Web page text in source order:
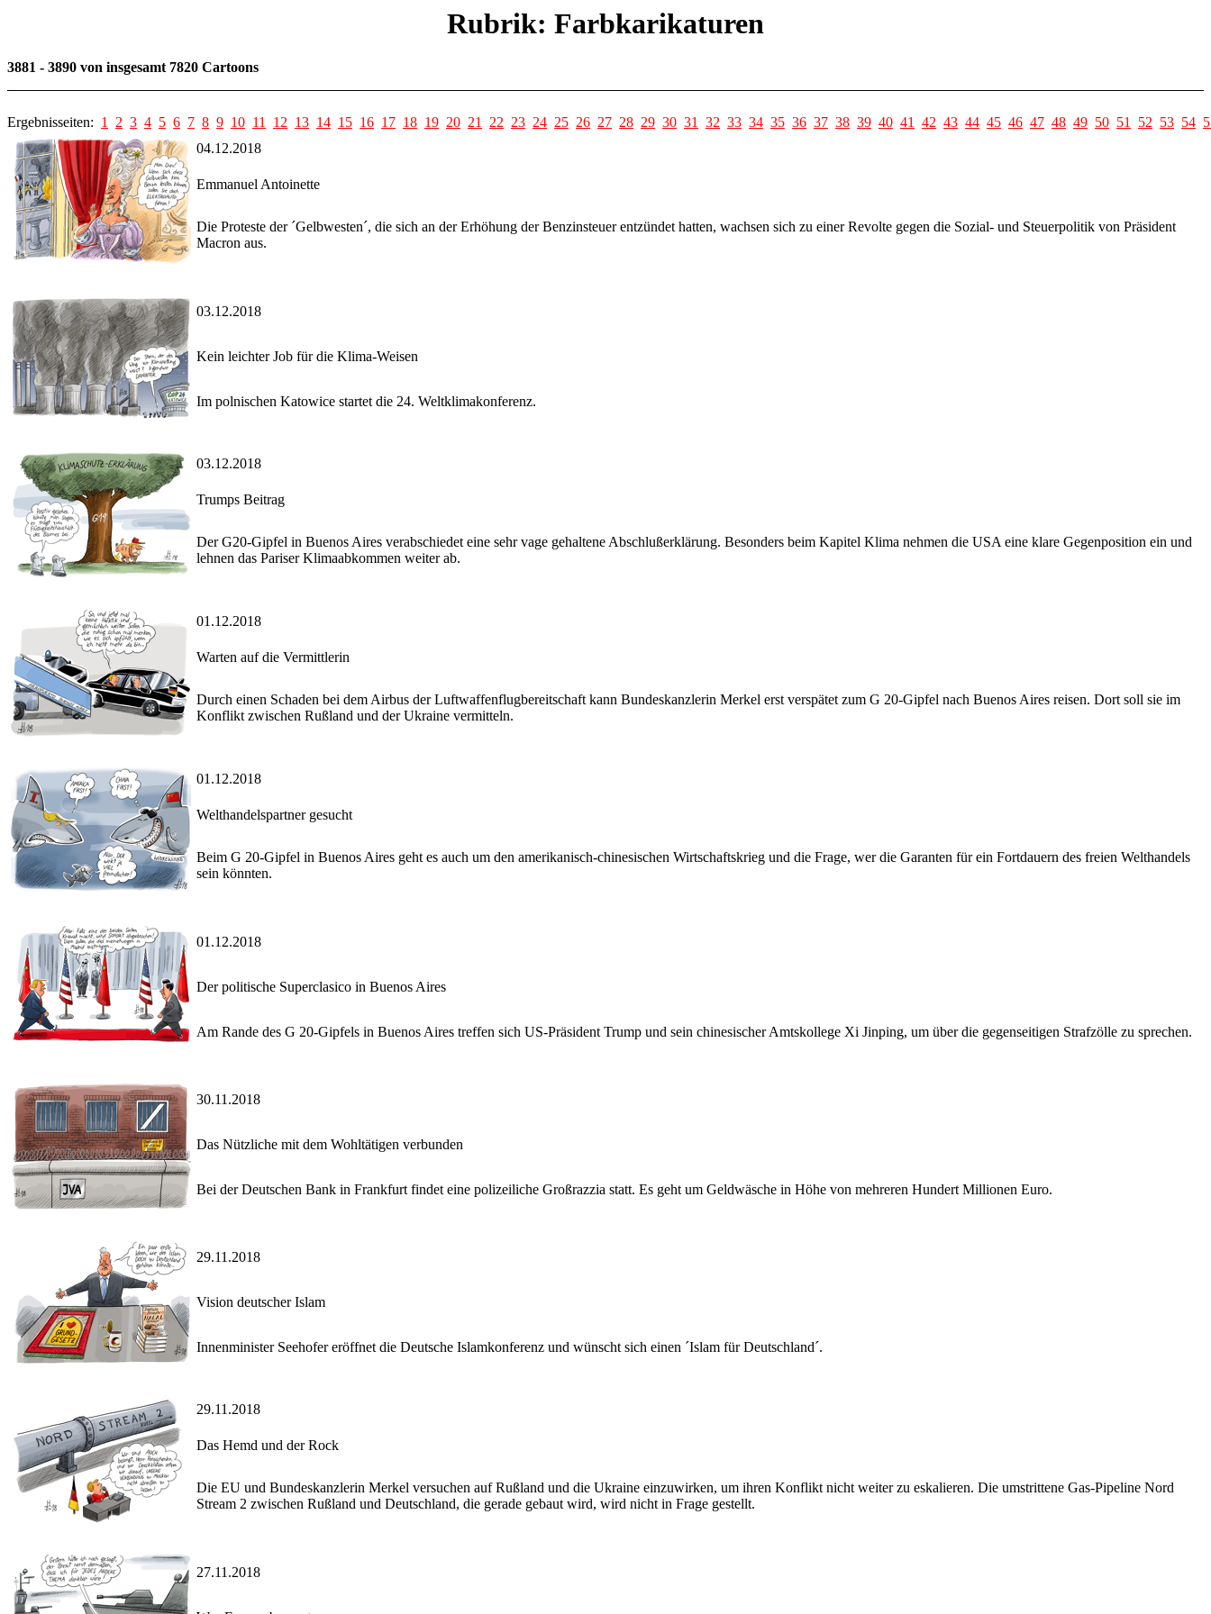
Rubrik: Farbkarikaturen
3881 - 3890 von insgesamt 7820 Cartoons
Ergebnisseiten: 1 2 3 4 5 6 7 8 9 10 11 12 13 14 15 16 17 18 19 20 21 22 23 24 25 26 27 28 29 30 31 32 33 34 35 36 37 38 39 40 41 42 43 44 45 46 47 48 49 50 51 52 53 54
04.12.2018
Emmanuel Antoinette
Die Proteste der ´Gelbwesten´, die sich an der Erhöhung der Benzinsteuer entzündet hatten, wachsen sich zu einer Revolte gegen die Sozial- und Steuerpolitik von Präsident
Macron aus.
03.12.2018
Kein leichter Job für die Klima-Weisen
Im polnischen Katowice startet die 24. Weltklimakonferenz.
03.12.2018
Trumps Beitrag
Der G20-Gipfel in Buenos Aires verabschiedet eine sehr vage gehaltene Abschlußerklärung. Besonders beim Kapitel Klima nehmen die USA eine klare Gegenposition ein und
lehnen das Pariser Klimaabkommen weiter ab.
01.12.2018
Warten auf die Vermittlerin
Durch einen Schaden bei dem Airbus der Luftwaffenflugbereitschaft kann Bundeskanzlerin Merkel erst verspätet zum G 20-Gipfel nach Buenos Aires reisen. Dort soll sie im
Konflikt zwischen Rußland und der Ukraine vermitteln.
01.12.2018
Welthandelspartner gesucht
Beim G 20-Gipfel in Buenos Aires geht es auch um den amerikanisch-chinesischen Wirtschaftskrieg und die Frage, wer die Garanten für ein Fortdauern des freien Welthandels
sein könnten.
01.12.2018
Der politische Superclasico in Buenos Aires
Am Rande des G 20-Gipfels in Buenos Aires treffen sich US-Präsident Trump und sein chinesischer Amtskollege Xi Jinping, um über die gegenseitigen Strafzölle zu sprechen.
30.11.2018
Das Nützliche mit dem Wohltätigen verbunden
Bei der Deutschen Bank in Frankfurt findet eine polizeiliche Großrazzia statt. Es geht um Geldwäsche in Höhe von mehreren Hundert Millionen Euro.
29.11.2018
Vision deutscher Islam
Innenminister Seehofer eröffnet die Deutsche Islamkonferenz und wünscht sich einen ´Islam für Deutschland´.
29.11.2018
Das Hemd und der Rock
Die EU und Bundeskanzlerin Merkel versuchen auf Rußland und die Ukraine einzuwirken, um ihren Konflikt nicht weiter zu eskalieren. Die umstrittene Gas-Pipeline Nord
Stream 2 zwischen Rußland und Deutschland, die gerade gebaut wird, wird nicht in Frage gestellt.
27.11.2018